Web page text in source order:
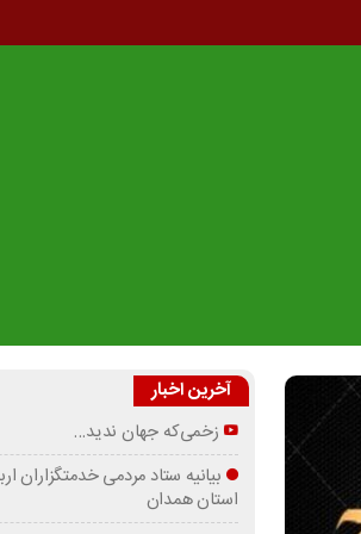
آخرین اخبار
زخمی‌که جهان ندید…
بیانیه ستاد مردمی خدمتگزاران
استان همدان